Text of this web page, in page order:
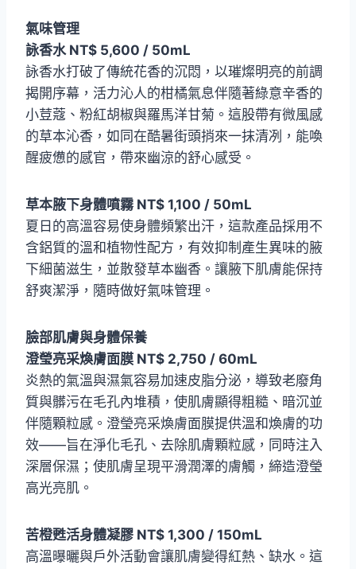
氣味管理
詠香水 NT$ 5,600 / 50mL
詠香水打破了傳統花香的沉悶，以璀燦明亮的前調
揭開序幕，活力沁人的柑橘氣息伴隨著綠意辛香的
小荳蔻、粉紅胡椒與羅馬洋甘菊。這股帶有微風感
的草本沁香，如同在酷暑街頭捎來一抹清冽，能喚
醒疲憊的感官，帶來幽涼的舒心感受。
草本腋下身體噴霧 NT$ 1,100 / 50mL
夏日的高溫容易使身體頻繁出汗，這款產品採用不
含鋁質的溫和植物性配方，有效抑制產生異味的腋
下細菌滋生，並散發草本幽香。讓腋下肌膚能保持
舒爽潔淨，隨時做好氣味管理。
臉部肌膚與身體保養
澄瑩亮采煥膚面膜 NT$ 2,750 / 60mL
炎熱的氣溫與濕氣容易加速皮脂分泌，導致老廢角
質與髒污在毛孔內堆積，使肌膚顯得粗糙、暗沉並
伴隨顆粒感。澄瑩亮采煥膚面膜提供溫和煥膚的功
效——旨在淨化毛孔、去除肌膚顆粒感，同時注入
深層保濕；使肌膚呈現平滑潤澤的膚觸，締造澄瑩
高光亮肌。
苦橙甦活身體凝膠 NT$ 1,300 / 150mL
高溫曝曬與戶外活動會讓肌膚變得紅熱、缺水。這